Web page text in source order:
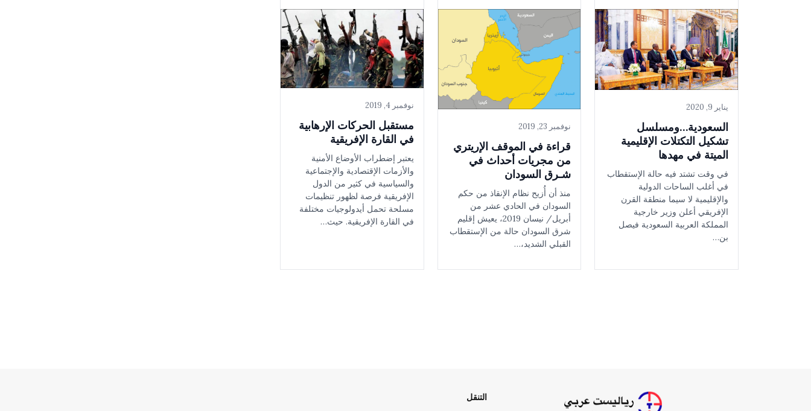
يناير 9, 2020
السعودية…ومسلسل
تشكيل التكتلات الإقليمية
الميتة في مهدها
في وقت تشتد فيه حالة الإستقطاب
في أغلب الساحات الدولية
والإقليمية لا سيما منطقة القرن
الإفريقي أعلن وزير خارجية
المملكة العربية السعودية فيصل
بن…
نوفمبر 23, 2019
قراءة في الموقف الإريتري
من مجريات أحداث في
شـرق السودان
منذ أن أُزيح نظام الإنقاذ من حكم
السودان في الحادي عشر من
أبريل/ نيسان 2019، يعيش إقليم
شرق السودان حالة من الإستقطاب
القبلي الشديد،…
نوفمبر 4, 2019
مستقبل الحركات الإرهابية
في القارة الإفريقية
يعتبر إضطراب الأوضاع الأمنية
والأزمات الإقتصادية والإجتماعية
والسياسية في كثير من الدول
الإفريقية فرصة لظهور تنظيمات
مسلحة تحمل أيدولوجيات مختلفة
في القارة الإفريقية. حيث…
التنقل